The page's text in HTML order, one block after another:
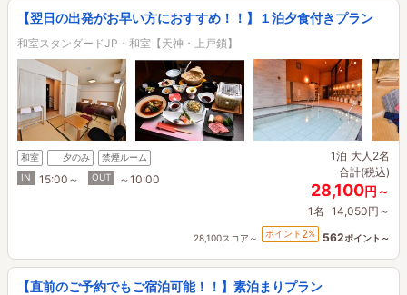
【翌日の出発がお早い方におすすめ！！】１泊夕食付きプラン
和室スタンダードJP・和室【天神・上戸鎖】
和室 夕のみ
禁煙ルーム
IN
15:00～ OUT ～10:00
1泊 大人2名
合計(税込)
28,100円～
1名 14,050円～
28,100スコア～ ポイント 2% 562ポイント～
【直前のご予約でもご宿泊可能！！】素泊まりプラン